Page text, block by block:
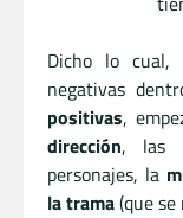
Dicho lo
negativas
positivas,
dirección, las
personajes, la
la trama(que